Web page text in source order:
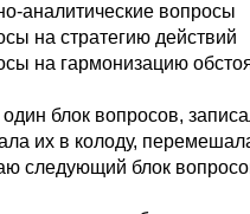
аналитические вопросы
на стратегию действий
на гармонизацию
блок вопросов,
их в колоду,
следующий блок